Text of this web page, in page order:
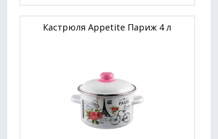
Кастрюля Appetite Париж 4 л